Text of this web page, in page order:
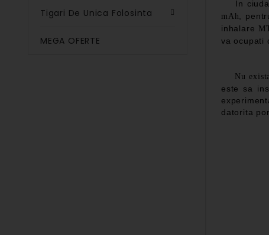
Tigari De Unica Folosinta
MEGA OFERTE
In
mAh
,
inhalare
va ocupati
Nu
este sa
datorita